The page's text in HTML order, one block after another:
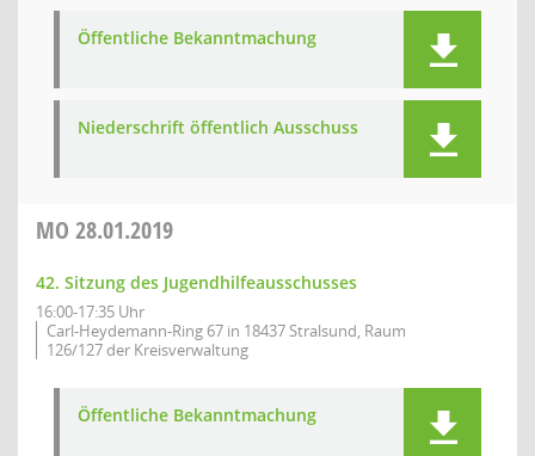
Öffentliche Bekanntmachung
Niederschrift öffentlich Ausschuss
MO 28.01.2019
42. Sitzung des Jugendhilfeausschusses
16:00-17:35 Uhr
Carl-Heydemann-Ring 67 in 18437 Stralsund, Raum
126/127 der Kreisverwaltung
Öffentliche Bekanntmachung